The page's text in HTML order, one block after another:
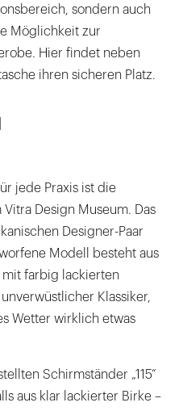
sondern auch
Möglichkeit zur
Hier findet neben
ihren sicheren Platz.
jede Praxis ist die
Design Museum. Das
Designer-Paar
Modell besteht aus
farbig lackierten
Klassiker,
Wetter wirklich etwas
Schirmständer „115“
aus klar lackierter Birke –